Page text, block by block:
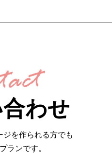
わせ
ジを作られる方でも
ランです。